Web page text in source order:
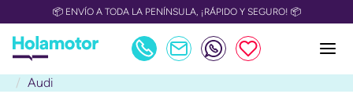
📦 ENVÍO A TODA LA PENÍNSULA, ¡RÁPIDO Y SEGURO! 📦
Audi